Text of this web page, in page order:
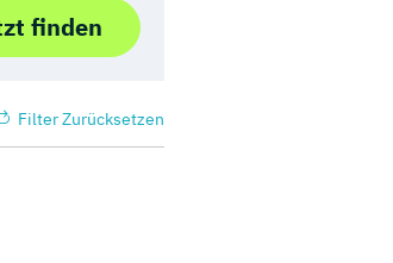
finden
Filter Zurücksetzen